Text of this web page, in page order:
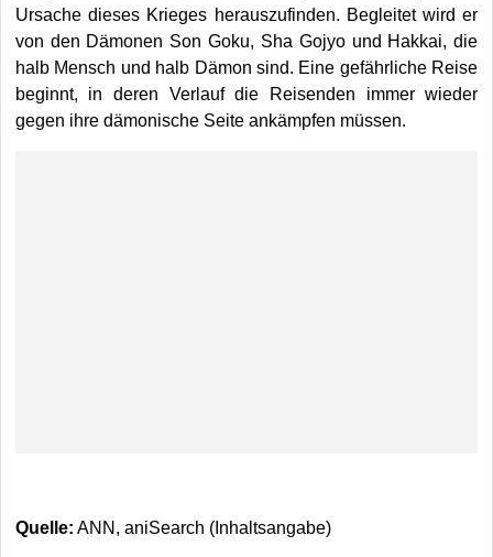
Ursache dieses Krieges herauszufinden. Begleitet wird er
von den Dämonen Son Goku, Sha Gojyo und Hakkai, die
halb Mensch und halb Dämon sind. Eine gefährliche Reise
beginnt, in deren Verlauf die Reisenden immer wieder
gegen ihre dämonische Seite ankämpfen müssen.
Quelle: ANN, aniSearch (Inhaltsangabe)